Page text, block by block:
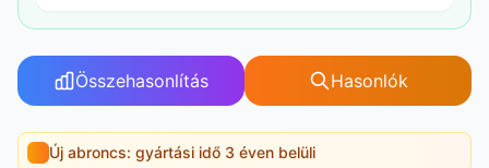
Összehasonlítás Hasonlók
Új abroncs: gyártási idő 3 éven belüli